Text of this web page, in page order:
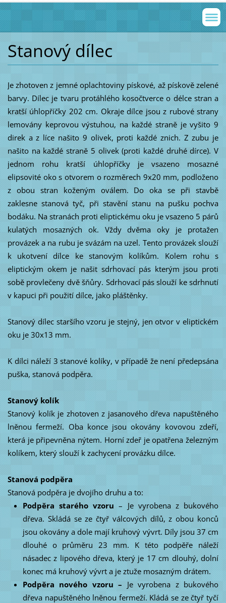
Stanový dílec
Je zhotoven z jemné oplachtoviny pískové, až pískově zelené
barvy. Dílec je tvaru protáhlého kosočtverce o délce stran a
kratší úhlopříčky 202 cm. Okraje dílce jsou z rubové strany
lemovány keprovou výstuhou, na každé straně je vyšito 9
direk a z líce našito 9 olivek, proti každé znich. Z zubu je
našito na každé straně 5 olivek (proti každé druhé dírce). V
jednom rohu kratší úhlopříčky je vsazeno mosazné
elipsovité oko s otvorem o rozměrech 9x20 mm, podloženo
z obou stran koženým oválem. Do oka se při stavbě
zaklesne stanová tyč, při stavění stanu na pušku pochva
bodáku. Na stranách proti eliptickému oku je vsazeno 5 párů
kulatých mosazných ok. Vždy dvěma oky je protažen
provázek a na rubu je svázám na uzel. Tento provázek slouží
k ukotvení dílce ke stanovým kolíkům. Kolem rohu s
eliptickým okem je našit sdrhovací pás kterým jsou proti
sobě provlečeny dvě šňůry. Sdrhovací pás slouží ke sdrhnutí
v kapuci při použití dílce, jako pláštěnky.
Stanový dílec staršího vzoru je stejný, jen otvor v eliptickém
oku je 30x13 mm.
K dílci náleží 3 stanové kolíky, v případě že není předepsána
puška, stanová podpěra.
Stanový kolík
Stanový kolík je zhotoven z jasanového dřeva napuštěného
lněnou fermeží. Oba konce jsou okovány kovovou zdeří,
která je připevněna nýtem. Horní zdeř je opatřena železným
kolíkem, který slouží k zachycení provázku dílce.
Stanová podpěra
Stanová podpěra je dvojího druhu a to:
Podpěra starého vzoru – Je vyrobena z bukového
dřeva. Skládá se ze čtyř válcových dílů, z obou konců
jsou okovány a dole mají kruhový vývrt. Díly jsou 37 cm
dlouhé o průměru 23 mm. K této podpěře náleží
násadec z lipového dřeva, který je 17 cm dlouhý, dolní
konec má kruhový vývrt a je ztuže mosazným drátem.
Podpěra nového vzoru – Je vyrobena z bukového
dřeva napuštěného lněnou fermeží. Kládá se ze čtyř tyčí